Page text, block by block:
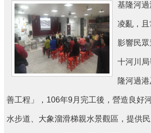
版
電
子
報
(典
基隆河
凌亂，
影響民
十河川
隆河過
善工程」，106年9月完工後，營造良好
水步道、大象溜滑梯親水景觀區，提供